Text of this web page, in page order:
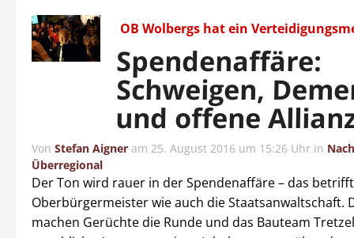
OB Wolbergs hat ein
Spendenaffäre:
Schweigen,
und offene
Von Stefan Aigner am 25. August 2016 um 15:26 Uhr in
Überregional
Der Ton wird rauer in der Spendenaffäre – das
Oberbürgermeister wie auch die Staatsanwaltschaft.
machen Gerüchte die Runde und das Bauteam